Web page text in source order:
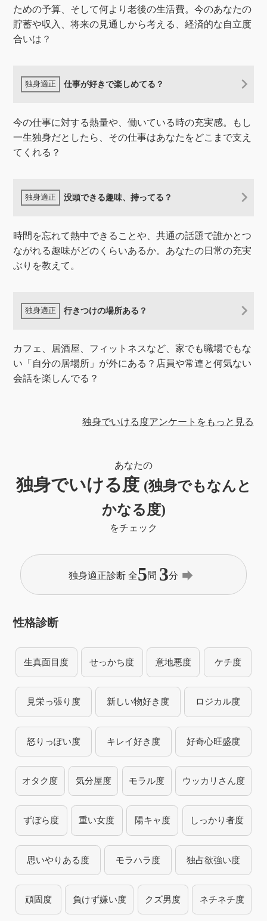
ための予算、そして何より老後の生活費。今のあなたの
貯蓄や収入、将来の見通しから考える、経済的な自立度
合いは？
仕事が好きで楽しめてる？
​今の仕事に対する熱量や、働いている時の充実感。もし
一生独身だとしたら、その仕事はあなたをどこまで支え
てくれる？
没頭できる趣味、持ってる？
時間を忘れて熱中できることや、共通の話題で誰かとつ
ながれる趣味がどのくらいあるか。あなたの日常の充実
ぶりを教えて。
行きつけの場所ある？
カフェ、居酒屋、フィットネスなど、家でも職場でもな
い「自分の居場所」が外にある？店員や常連と何気ない
会話を楽しんでる？
独身でいける度アンケートをもっと見る
あなたの
独身でいける度 (独身でもなんと
かなる度)
をチェック
独身適正診断 全5問 3分 forward
性格診断
生真面目度 せっかち度 意地悪度 ケチ度
見栄っ張り度 新しい物好き度 ロジカル度
怒りっぽい度 キレイ好き度 好奇心旺盛度
オタク度 気分屋度 モラル度 ウッカリさん度
ずぼら度 重い女度 陽キャ度 しっかり者度
思いやりある度 モラハラ度 独占欲強い度
頑固度 負けず嫌い度 クズ男度 ネチネチ度